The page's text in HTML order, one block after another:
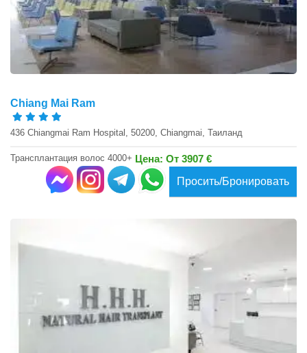
Chiang Mai Ram
436 Chiangmai Ram Hospital, 50200, Chiangmai, Таиланд
Трансплантация волос 4000+ Цена: От 3907 €
Просить/Бронировать